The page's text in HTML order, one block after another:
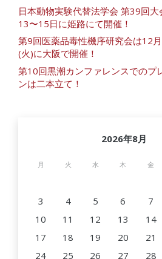
日本動物実験代替法学会 第39回
13〜15日に姫路にて開催！
第9回医薬品毒性機序研究会は12
(火)に大阪で開催！
第10回黒潮カンファレンスでのプ
ンは二本立て！
2026年8月
月 火 水 木 金
3
4 5 6 7
10
11 12 13 14
17
18 19 20 21
24
25 26 27 28